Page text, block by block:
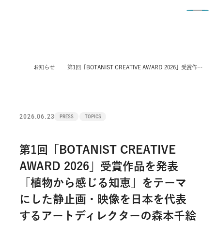
会社情報トップ
会社概要
企業沿革
電子公告
I-neの公式note
JBIST
オンライン・オフライン
ブランド一覧
NEWS
SUSTAINABILITY
TOPICS
CAREER
サステナビリティ トップメッセージ
Social Beauty Project I-ne
ガバナンス
経営理念
中期経営計画・成長戦略
IRライブラリー
財務ハイライト
株式情報
採用情報トップ
従業員の成長と活躍を支える制度
人的資本戦略​
よくあるご質問
各種ポリシー
ソーシャルメディアポリシー
SNS一覧リスト
ディスクロージャーポリシー
お知らせ 第1回「BOTANIST CREATIVE AWARD 2026」受賞作品を発表 「植物から感じる知恵」をテーマにした静止画・映像を日本を代表するアートディレクターの森本千絵氏が審査
2026.06.23 PRESS TOPICS
第1回「BOTANIST CREATIVE
AWARD 2026」受賞作品を発表
「植物から感じる知恵」をテーマ
にした静止画・映像を日本を代表
するアートディレクターの森本千絵